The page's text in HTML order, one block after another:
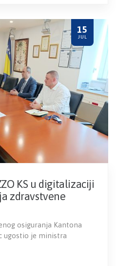
15
JUL
KS u digitalizaciji
zdravstvene
osiguranja Kantona
ugostio je ministra